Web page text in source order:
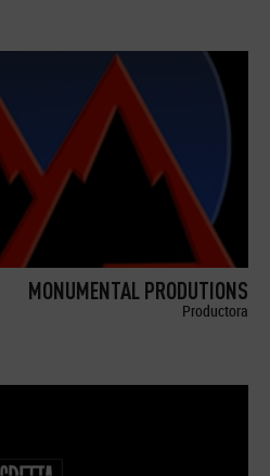
MONUMENTAL PRODUTIONS
Productora